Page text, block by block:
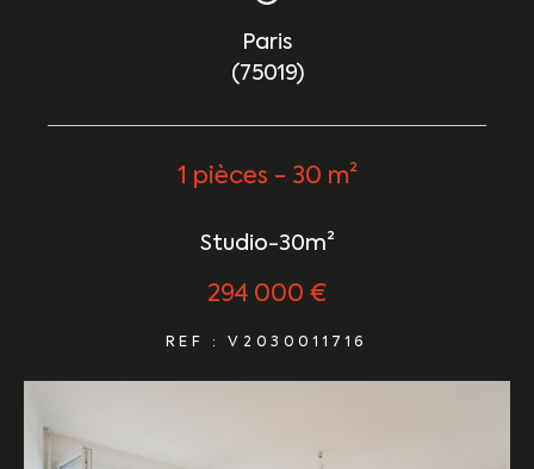
Paris
(75019)
1 pièces - 30 m²
Studio-30m²
294 000 €
REF : V2030011716